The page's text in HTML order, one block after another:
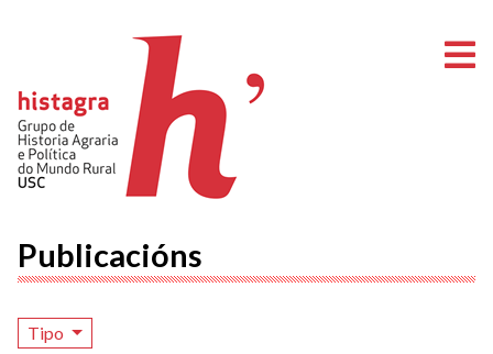
Publicacións
Tipo